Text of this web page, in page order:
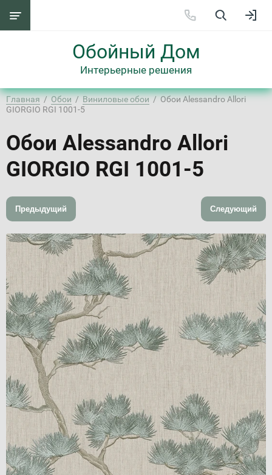
Обойный Дом
Интерьерные решения
Главная
  /
Обои
  /
Виниловые обои
  /  Обои Alessandro Allori
GIORGIO RGI 1001-5
Обои Alessandro Allori
GIORGIO RGI 1001-5
Предыдущий Следующий